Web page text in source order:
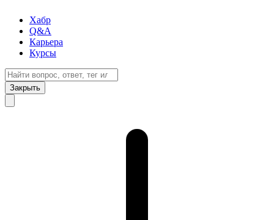
Хабр
Q&A
Карьера
Курсы
Закрыть